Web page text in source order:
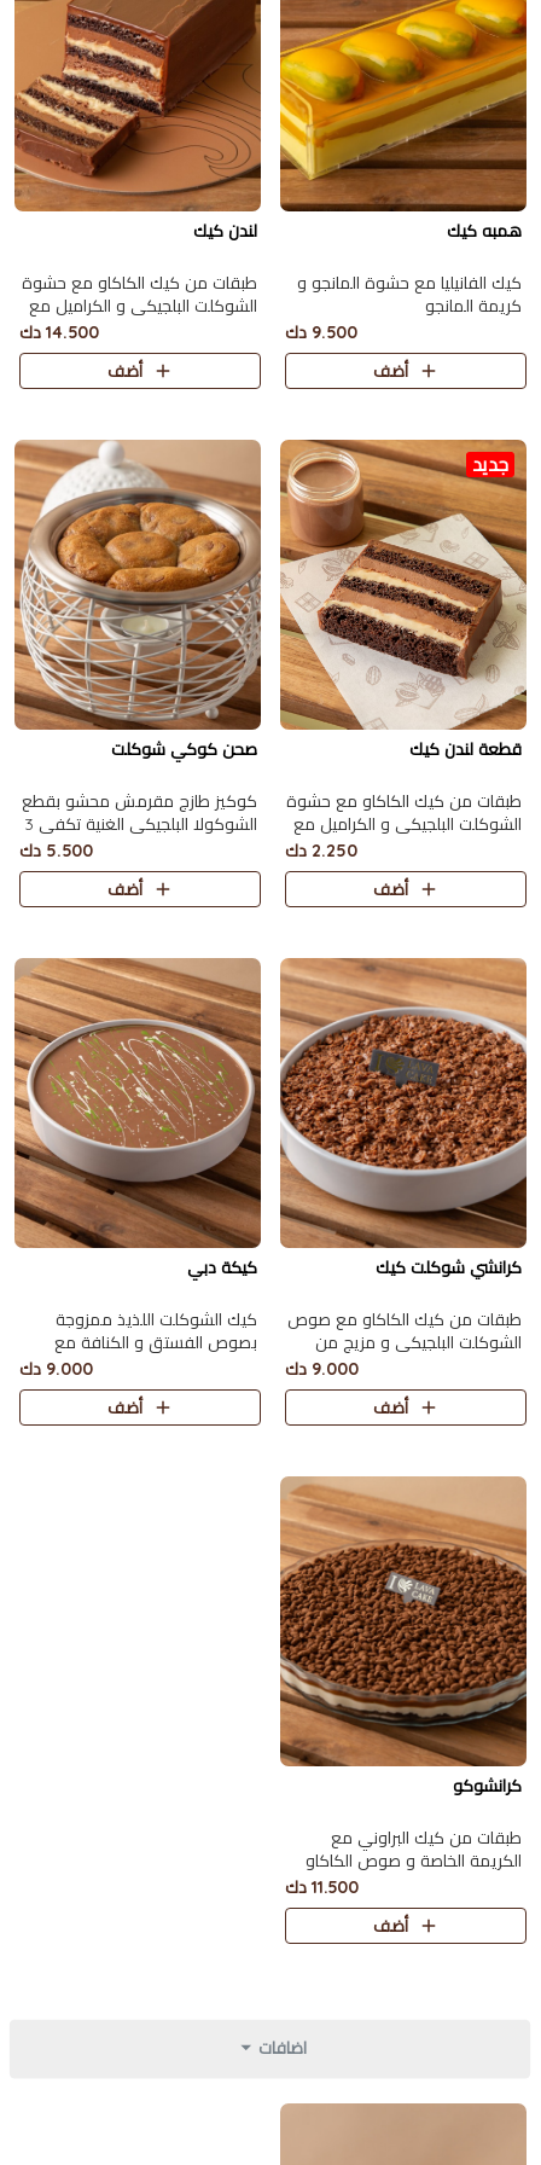
همبه كيك
كيك الفانيليا مع حشوة المانجو و
كريمة المانجو
9.500 دك
أضف
لندن كيك
طبقات من كيك الكاكاو مع حشوة
الشوكلت البلجيكي و الكراميل مع
صوص الكاكاو تكفي 10 اشخاص
تقريبا
14.500 دك
أضف
جديد
قطعة لندن كيك
طبقات من كيك الكاكاو مع حشوة
الشوكلت البلجيكي و الكراميل مع
2.250 دك
أضف
صحن كوكي شوكلت
كوكيز طازج مقرمش محشو بقطع
الشوكولا البلجيكي الغنية تكفي 3
5.500 دك
أضف
كرانشي شوكلت كيك
طبقات من كيك الكاكاو مع صوص
الشوكلت البلجيكي و مزيج من
رقائق الفيوتين و الخلطة الخاصة
من لافا كيك تكفي 6 اشخاص
9.000 دك
أضف
كيكة دبي
كيك الشوكلت اللذيذ ممزوجة
بصوص الفستق و الكنافة مع
الطحينة و صوص الشوكولاته
تكفي 6 اشخاص
9.000 دك
أضف
كرانشوكو
طبقات من كيك البراوني مع
الكريمة الخاصة و صوص الكاكاو
البلجيكي اللذيذ مع سولتد كراميل
11.500 دك
أضف
اضافات